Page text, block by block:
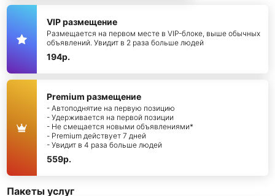
VIP размещение
Размещается на первом месте в VIP-блоке, выше обычных
объявлений. Увидит в 2 раза больше людей
194р.
Premium размещение
- Автоподнятие на первую позицию
- Удерживается на первой позиции
- Не смещается новыми объявлениями*
- Premium действует 7 дней
- Увидит в 4 раза больше людей
559р.
Пакеты услуг